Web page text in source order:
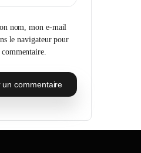
nom, mon e-mail
le navigateur pour